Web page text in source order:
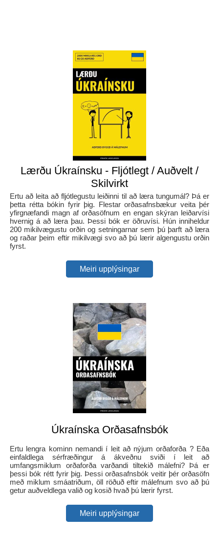
Lærðu Úkraínsku - Fljótlegt / Auðvelt /
Skilvirkt
Ertu að leita að fljótlegustu leiðinni til að læra tungumál? Þá er
þetta rétta bókin fyrir þig. Flestar orðasafnsbækur veita þér
yfirgnæfandi magn af orðasöfnum en engan skýran leiðarvísi
hvernig á að læra þau. Þessi bók er öðruvísi. Hún inniheldur
200 mikilvægustu orðin og setningarnar sem þú þarft að læra
og raðar þeim eftir mikilvægi svo að þú lærir algengustu orðin
fyrst.
Meiri upplýsingar
Úkraínska Orðasafnsbók
Ertu lengra kominn nemandi í leit að nýjum orðaforða ? Eða
einfaldlega sérfræðingur á ákveðnu sviði í leit að
umfangsmiklum orðaforða varðandi tiltekið málefni? Þá er
þessi bók rétt fyrir þig. Þessi orðasafnsbók veitir þér orðasöfn
með miklum smáatriðum, öll röðuð eftir málefnum svo að þú
getur auðveldlega valið og kosið hvað þú lærir fyrst.
Meiri upplýsingar